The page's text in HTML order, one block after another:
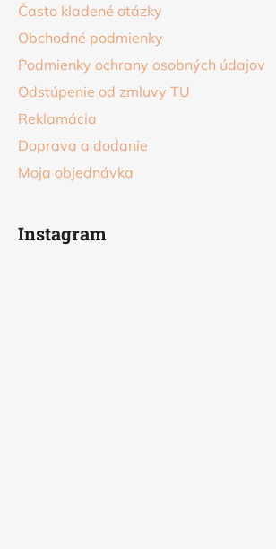
Často kladené otázky
Obchodné podmienky
Podmienky ochrany osobných údajov
Odstúpenie od zmluvy TU
Reklamácia
Doprava a dodanie
Moja objednávka
Instagram